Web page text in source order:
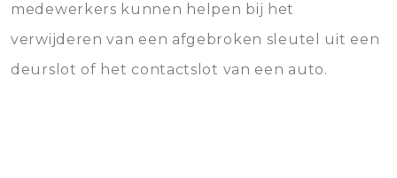
medewerkers kunnen helpen bij het
verwijderen van een afgebroken sleutel uit een
deurslot of het contactslot van een auto.